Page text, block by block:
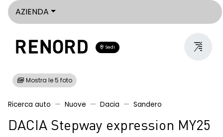
AZIENDA
Sedi
Mostra le 5 foto
Ricerca auto Nuove Dacia Sandero
DACIA Stepway expression MY25